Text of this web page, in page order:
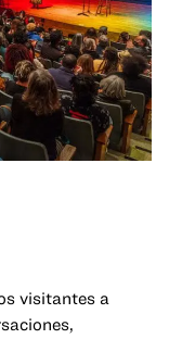
visitantes a